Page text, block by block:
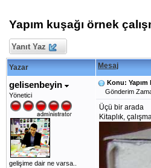
Yapım kuşağı örnek
Yanıt Yaz
Yazar Mesaj
gelisenbeyin
Yönetici
gelişime dair ne varsa..
Konu: Yapım
Gönderim
Üçü bir arada
Kitaplık,